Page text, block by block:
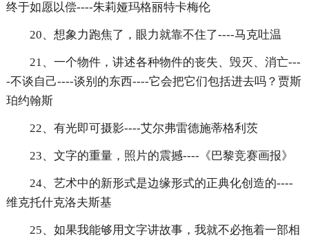
终于如愿以偿----朱莉娅玛格丽特卡梅伦
20、想象力跑焦了，眼力就靠不住了----马克吐温
21、一个物件，讲述各种物件的丧失、毁灭、消亡---
-不谈自己----谈别的东西----它会把它们包括进去吗？贾斯
珀约翰斯
22、有光即可摄影----艾尔弗雷德施蒂格利茨
23、文字的重量，照片的震撼----《巴黎竞赛画报》
24、艺术中的新形式是边缘形式的正典化创造的----
维克托什克洛夫斯基
25、如果我能够用文字讲故事，我就不必拖着一部相